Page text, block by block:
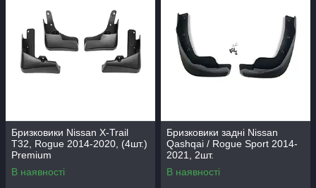
Бризковики Nissan X-Trail
T32, Rogue 2014-2020, (4шт.)
Premium
В наявності
Бризковики задні Nissan
Qashqai / Rogue Sport 2014-
2021, 2шт.
В наявності